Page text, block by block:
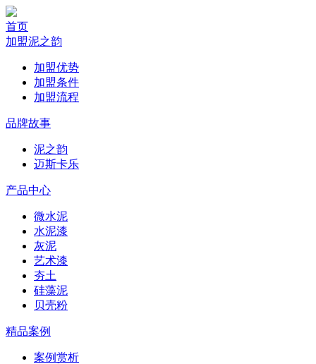
首页
加盟泥之韵
加盟优势
加盟条件
加盟流程
品牌故事
泥之韵
迈斯卡乐
产品中心
微水泥
水泥漆
灰泥
艺术漆
夯土
硅藻泥
贝壳粉
精品案例
案例赏析